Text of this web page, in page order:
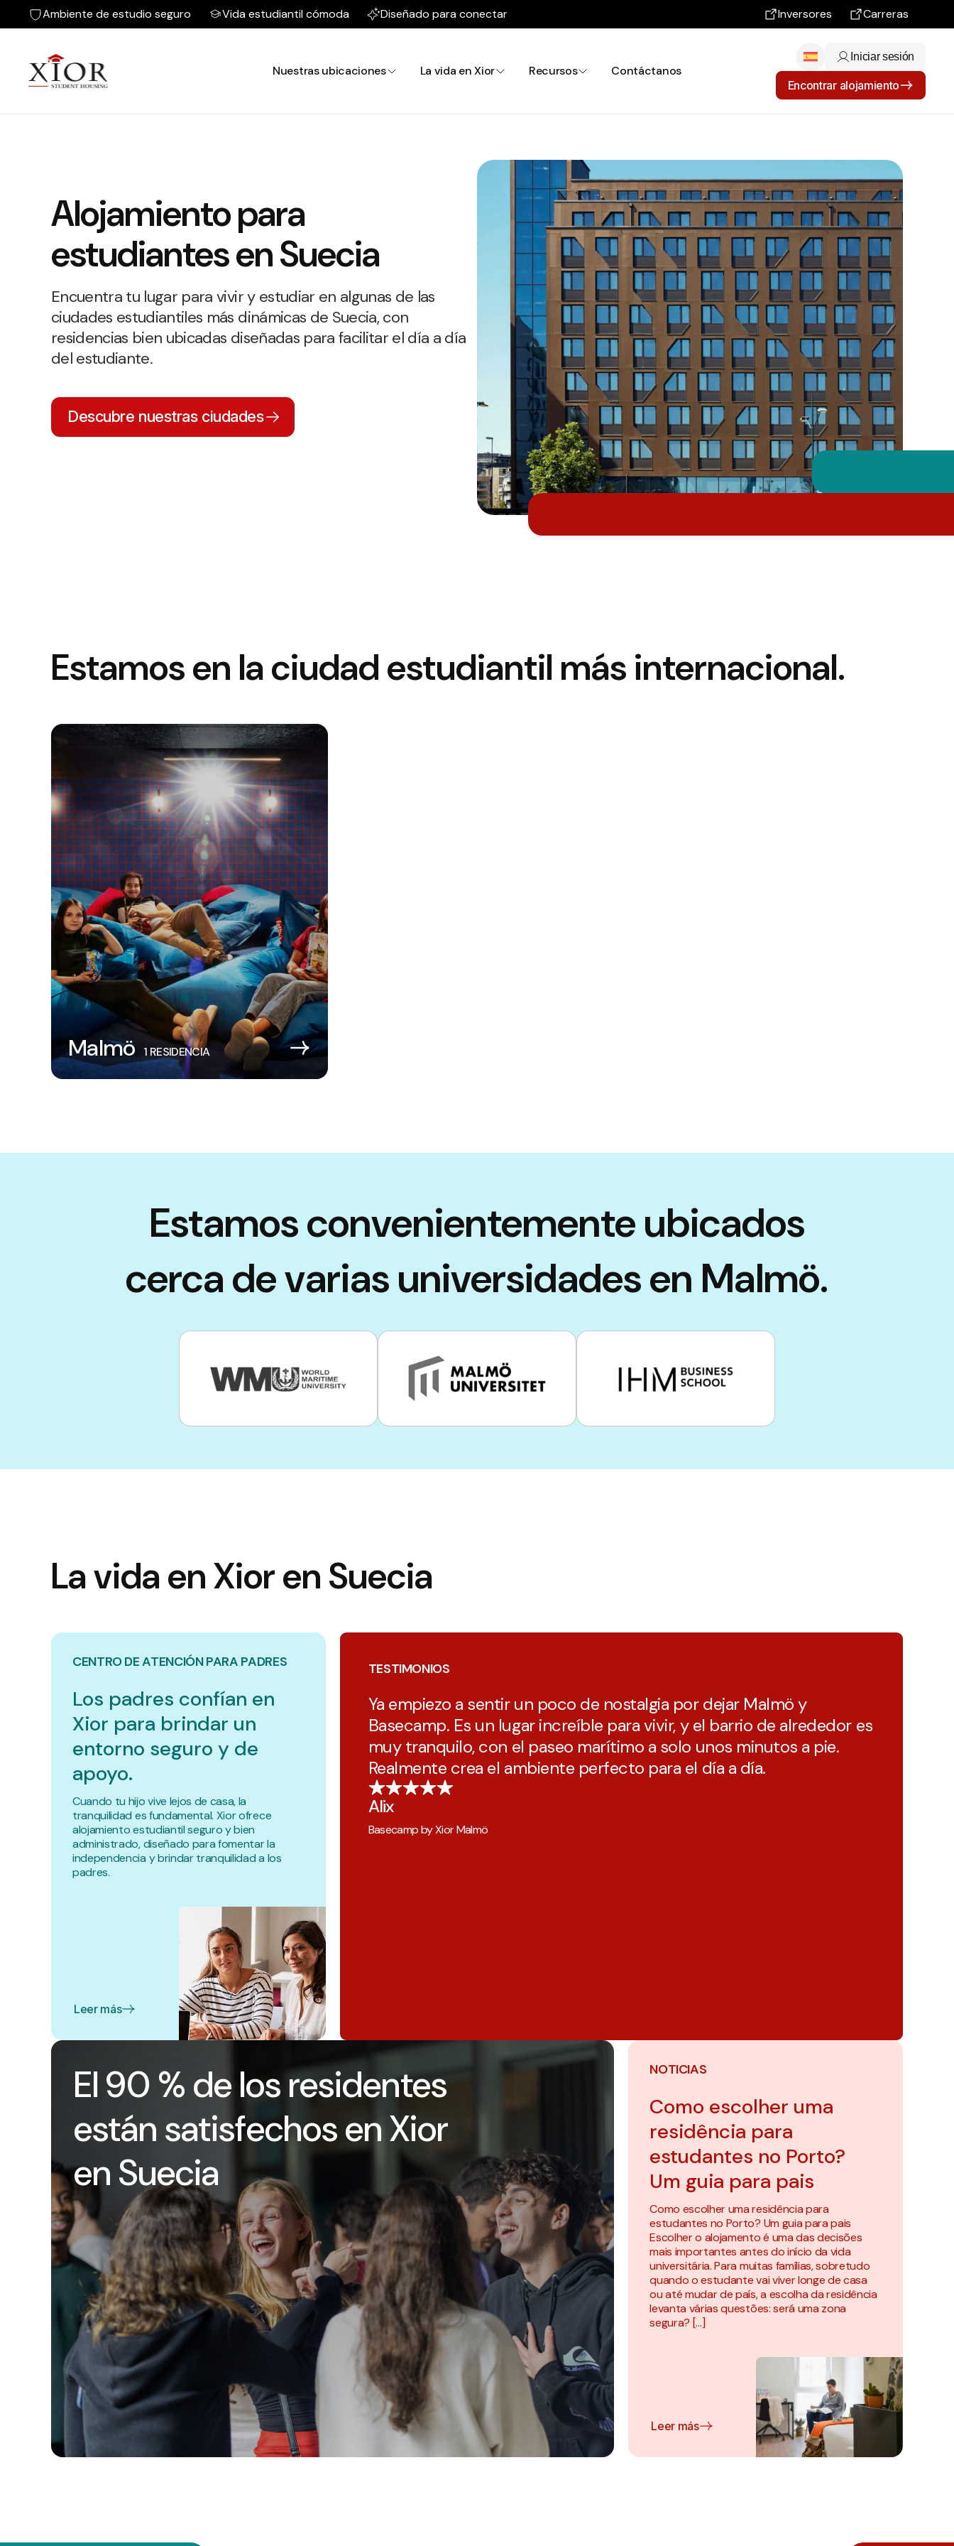
Ambiente de estudio seguro Vida estudiantil cómoda Diseñado para conectar Inversores Carreras
Nuestras ubicaciones La vida en Xior Recursos Contáctanos
Iniciar sesión
Encontrar alojamiento
Alojamiento para
estudiantes en Suecia
Encuentra tu lugar para vivir y estudiar en algunas de las
ciudades estudiantiles más dinámicas de Suecia, con
residencias bien ubicadas diseñadas para facilitar el día a día
del estudiante.
Descubre nuestras ciudades
Estamos en la ciudad estudiantil más internacional.
Malmö 1 RESIDENCIA
Estamos convenientemente ubicados
cerca de varias universidades en Malmö.
La vida en Xior en Suecia
CENTRO DE ATENCIÓN PARA PADRES
Los padres confían en
Xior para brindar un
entorno seguro y de
apoyo.
Cuando tu hijo vive lejos de casa, la
tranquilidad es fundamental. Xior ofrece
alojamiento estudiantil seguro y bien
administrado, diseñado para fomentar la
independencia y brindar tranquilidad a los
padres.
Leer más
TESTIMONIOS
Ya empiezo a sentir un poco de nostalgia por dejar Malmö y
Basecamp. Es un lugar increíble para vivir, y el barrio de alrededor es
muy tranquilo, con el paseo marítimo a solo unos minutos a pie.
Realmente crea el ambiente perfecto para el día a día.
Alix
Basecamp by Xior Malmö
El 90 % de los residentes
están satisfechos en Xior
en Suecia
NOTICIAS
Como escolher uma
residência para
estudantes no Porto?
Um guia para pais
Como escolher uma residência para
estudantes no Porto? Um guia para pais
Escolher o alojamento é uma das decisões
mais importantes antes do início da vida
universitária. Para muitas famílias, sobretudo
quando o estudante vai viver longe de casa
ou até mudar de país, a escolha da residência
levanta várias questões: será uma zona
segura? […]
Leer más